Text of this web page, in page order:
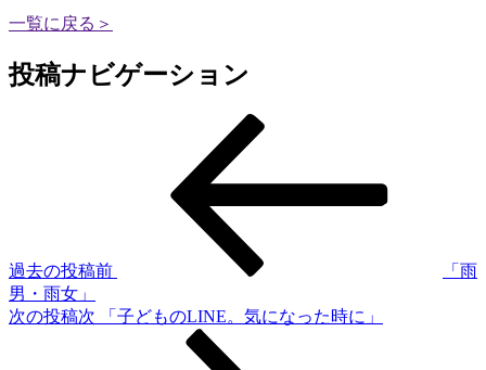
一覧に戻る＞
投稿ナビゲーション
過去の投稿前
「雨
男・雨女」
次の投稿次 「子どものLINE。気になった時に」